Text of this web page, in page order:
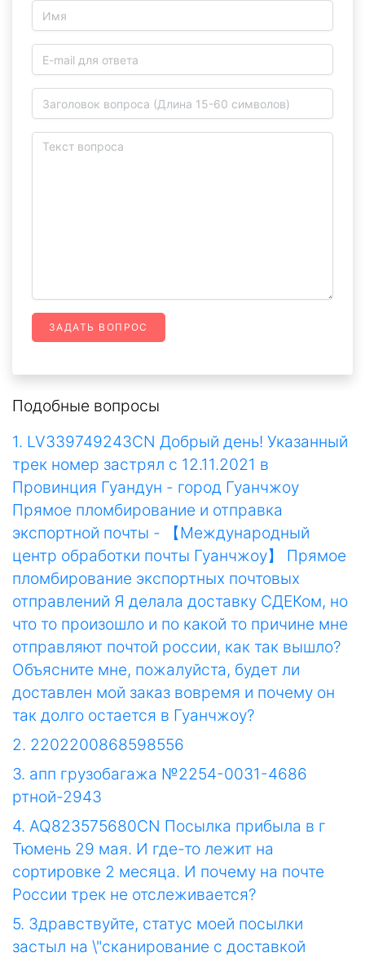
ЗАДАТЬ ВОПРОС
Подобные вопросы
1. LV339749243CN Добрый день! Указанный
трек номер застрял с 12.11.2021 в
Провинция Гуандун - город Гуанчжоу
Прямое пломбирование и отправка
экспортной почты - 【Международный
центр обработки почты Гуанчжоу】 Прямое
пломбирование экспортных почтовых
отправлений Я делала доставку СДЕКом, но
что то произошло и по какой то причине мне
отправляют почтой россии, как так вышло?
Объясните мне, пожалуйста, будет ли
доставлен мой заказ вовремя и почему он
так долго остается в Гуанчжоу?
2. 2202200868598556
3. апп грузобагажа №2254-0031-4686
ртной-2943
4. AQ823575680CN Посылка прибыла в г
Тюмень 29 мая. И где-то лежит на
сортировке 2 месяца. И почему на почте
России трек не отслеживается?
5. Здравствуйте, статус моей посылки
застыл на \"сканирование с доставкой